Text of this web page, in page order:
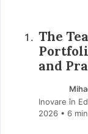
The
and
Inovare în
2026 • 6